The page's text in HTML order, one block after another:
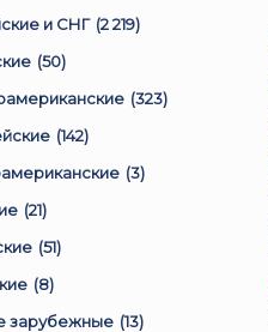
и СНГ (2 219)
(50)
(323)
(142)
(3)
(21)
(51)
(8)
зарубежные (13)